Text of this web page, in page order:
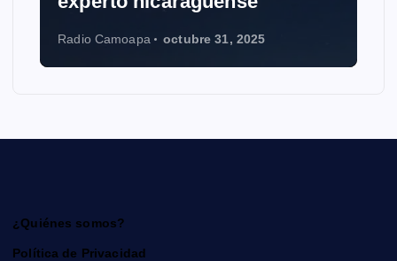
Radio Camoapa octubre 31, 2025
¿Quiénes somos?
Política de Privacidad